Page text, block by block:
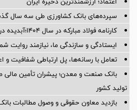
سپرده‌های بانک کشاورزی طی سه سال گذشته ۳
کارنامه فولاد مبارکه در سال ۱۴۰۴؛آبدیده در آتش
ایستادگی و سازندگی ما، نیازمند روایت
تعامل با رسانه‌ها، پل ارتباطی شفافیت
بانک صنعت و معدن؛ پیشران تأمین مالی
تولید کشور
بازدید معاون حقوقی و وصول مطالبات